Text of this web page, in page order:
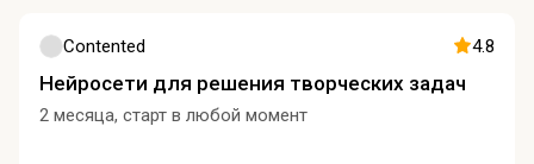
Contented 4.8
Нейросети для решения творческих задач
2 месяца, старт в любой момент